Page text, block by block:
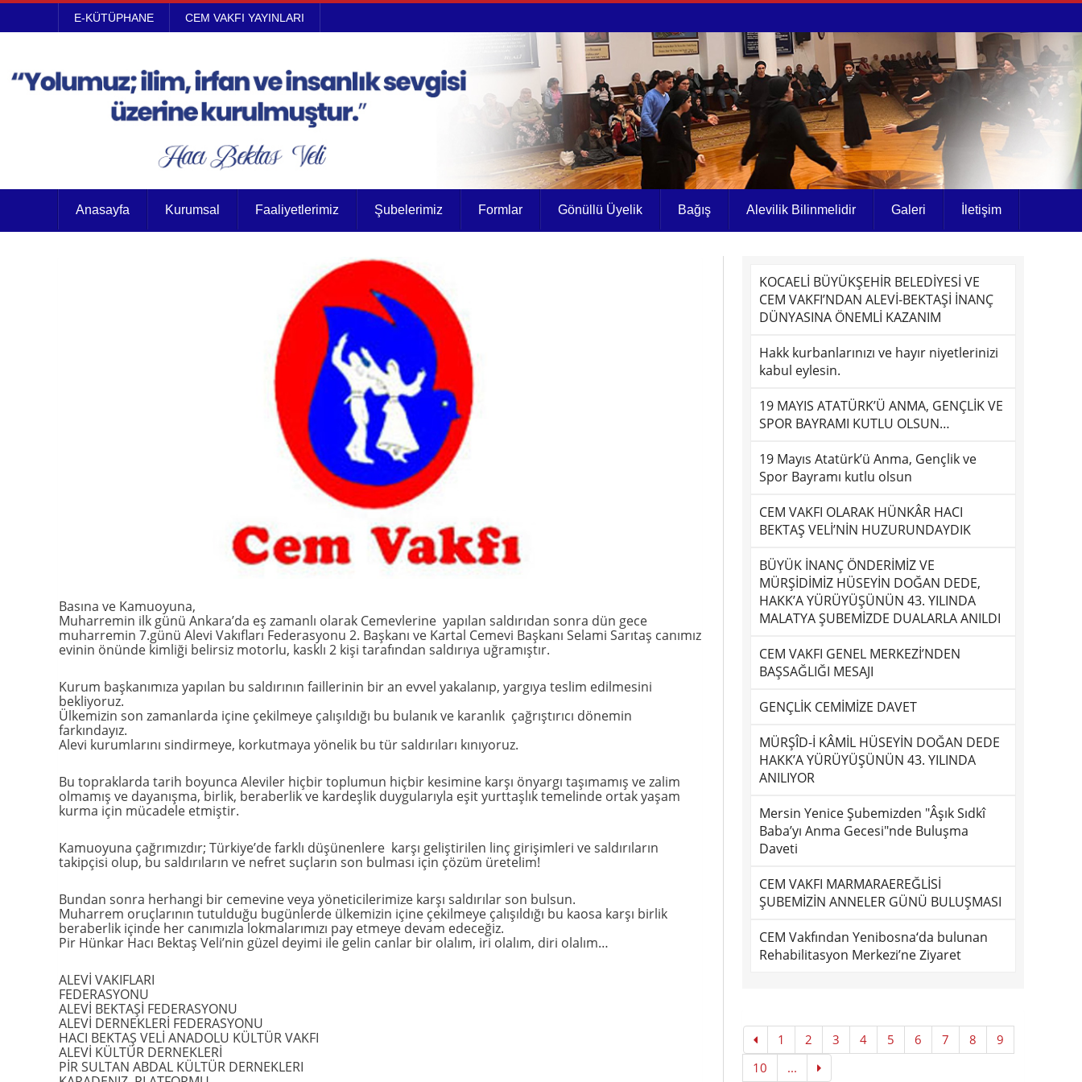
E-KÜTÜPHANE CEM VAKFI YAYINLARI
Anasayfa Kurumsal Faaliyetlerimiz Şubelerimiz Formlar Gönüllü Üyelik Bağış Alevilik Bilinmelidir Galeri İletişim
Basına ve Kamuoyuna,
Muharremin ilk günü Ankara’da eş zamanlı olarak Cemevlerine yapılan saldırıdan sonra dün gece
muharremin 7.günü Alevi Vakıfları Federasyonu 2. Başkanı ve Kartal Cemevi Başkanı Selami Sarıtaş canımız
evinin önünde kimliği belirsiz motorlu, kasklı 2 kişi tarafından saldırıya uğramıştır.
Kurum başkanımıza yapılan bu saldırının faillerinin bir an evvel yakalanıp, yargıya teslim edilmesini
bekliyoruz.
Ülkemizin son zamanlarda içine çekilmeye çalışıldığı bu bulanık ve karanlık çağrıştırıcı dönemin
farkındayız.
Alevi kurumlarını sindirmeye, korkutmaya yönelik bu tür saldırıları kınıyoruz.
Bu topraklarda tarih boyunca Aleviler hiçbir toplumun hiçbir kesimine karşı önyargı taşımamış ve zalim
olmamış ve dayanışma, birlik, beraberlik ve kardeşlik duygularıyla eşit yurttaşlık temelinde ortak yaşam
kurma için mücadele etmiştir.
Kamuoyuna çağrımızdır; Türkiye’de farklı düşünenlere karşı geliştirilen linç girişimleri ve saldırıların
takipçisi olup, bu saldırıların ve nefret suçların son bulması için çözüm üretelim!
Bundan sonra herhangi bir cemevine veya yöneticilerimize karşı saldırılar son bulsun.
Muharrem oruçlarının tutulduğu bugünlerde ülkemizin içine çekilmeye çalışıldığı bu kaosa karşı birlik
beraberlik içinde her canımızla lokmalarımızı pay etmeye devam edeceğiz.
Pir Hünkar Hacı Bektaş Veli’nin güzel deyimi ile gelin canlar bir olalım, iri olalım, diri olalım…
ALEVİ VAKIFLARI
FEDERASYONU
ALEVİ BEKTAŞİ FEDERASYONU
ALEVİ DERNEKLERİ FEDERASYONU
HACI BEKTAŞ VELİ ANADOLU KÜLTÜR VAKFI
ALEVİ KÜLTÜR DERNEKLERİ
PİR SULTAN ABDAL KÜLTÜR DERNEKLERI
KOCAELİ BÜYÜKŞEHİR BELEDİYESİ VE
CEM VAKFI’NDAN ALEVİ-BEKTAŞİ İNANÇ
DÜNYASINA ÖNEMLİ KAZANIM
Hakk kurbanlarınızı ve hayır niyetlerinizi
kabul eylesin.
19 MAYIS ATATÜRK’Ü ANMA, GENÇLİK VE
SPOR BAYRAMI KUTLU OLSUN…
19 Mayıs Atatürk’ü Anma, Gençlik ve
Spor Bayramı kutlu olsun
CEM VAKFI OLARAK HÜNKÂR HACI
BEKTAŞ VELİ’NİN HUZURUNDAYDIK
BÜYÜK İNANÇ ÖNDERİMİZ VE
MÜRŞİDİMİZ HÜSEYİN DOĞAN DEDE,
HAKK’A YÜRÜYÜŞÜNÜN 43. YILINDA
MALATYA ŞUBEMİZDE DUALARLA ANILDI
CEM VAKFI GENEL MERKEZİ’NDEN
BAŞSAĞLIĞI MESAJI
GENÇLİK CEMİMİZE DAVET
MÜRŞÎD-İ KÂMİL HÜSEYİN DOĞAN DEDE
HAKK’A YÜRÜYÜŞÜNÜN 43. YILINDA
ANILIYOR
Mersin Yenice Şubemizden "Âşık Sıdkî
Baba’yı Anma Gecesi"nde Buluşma
Daveti
CEM VAKFI MARMARAEREĞLİSİ
ŞUBEMİZİN ANNELER GÜNÜ BULUŞMASI
CEM Vakfından Yenibosna‘da bulunan
Rehabilitasyon Merkezi’ne Ziyaret
1 2 3 4 5 6 7 8
9
10
...